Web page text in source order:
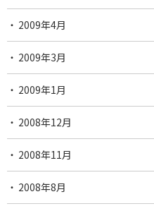
2009年4月
2009年3月
2009年1月
2008年12月
2008年11月
2008年8月